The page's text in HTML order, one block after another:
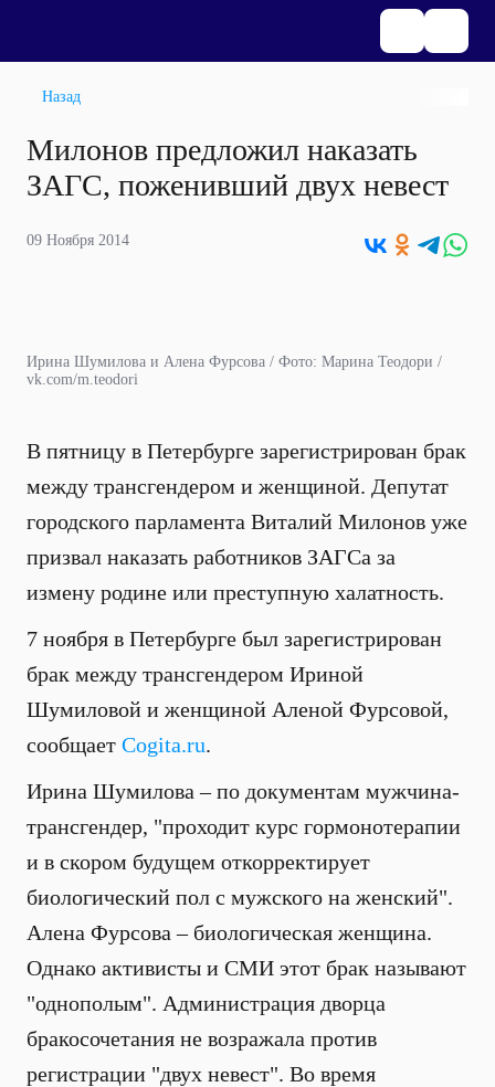
Назад
Милонов предложил наказать
ЗАГС, поженивший двух невест
09 Ноября 2014
Ирина Шумилова и Алена Фурсова / Фото: Марина Теодори /
vk.com/m.teodori
В пятницу в Петербурге зарегистрирован брак
между трансгендером и женщиной. Депутат
городского парламента Виталий Милонов уже
призвал наказать работников ЗАГСа за
измену родине или преступную халатность.
7 ноября в Петербурге был зарегистрирован
брак между трансгендером Ириной
Шумиловой и женщиной Аленой Фурсовой,
сообщает Cogita.ru.
Ирина Шумилова – по документам мужчина-
трансгендер, "проходит курс гормонотерапии
и в скором будущем откорректирует
биологический пол с мужского на женский".
Алена Фурсова – биологическая женщина.
Однако активисты и СМИ этот брак называют
"однополым". Администрация дворца
бракосочетания не возражала против
регистрации "двух невест". Во время